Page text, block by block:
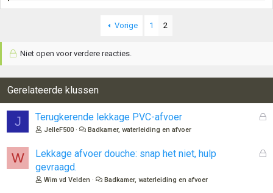
e
r
g
e
n
:
Vorige 1 2
Niet open voor verdere reacties.
Gerelateerde klussen
J
G
Terugkerende lekkage PVC-afvoer
JelleF500 Badkamer, waterleiding en afvoer
W
G
Lekkage afvoer douche: snap het niet, hulp
gevraagd.
Wim vd Velden Badkamer, waterleiding en afvoer